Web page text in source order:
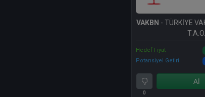
VAKBN - TÜRKİYE
T.A.O.
Hedef Fiyat
Potansiyel Getiri
0
Al